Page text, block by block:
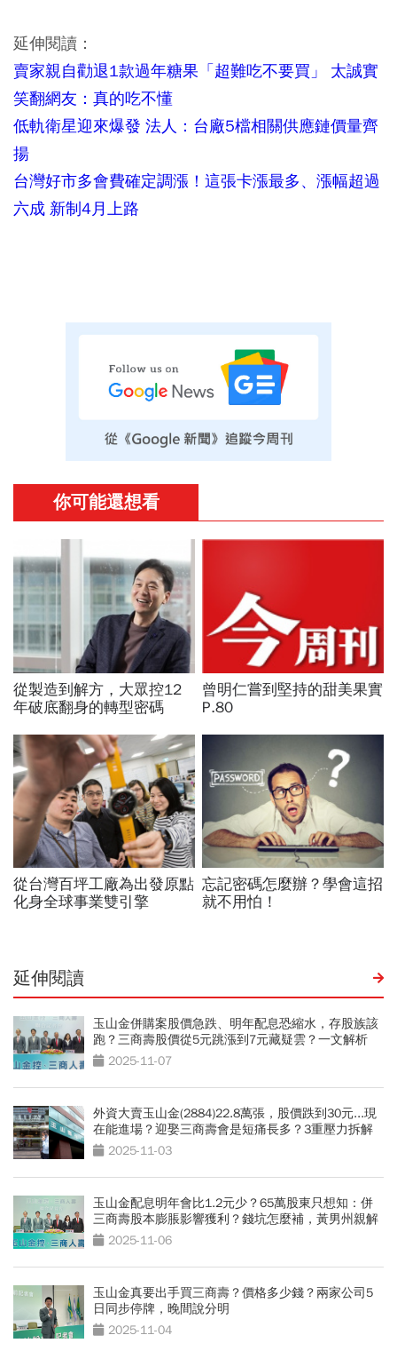
延伸閱讀：
賣家親自勸退1款過年糖果「超難吃不要買」 太誠實
笑翻網友：真的吃不懂
低軌衛星迎來爆發 法人：台廠5檔相關供應鏈價量齊
揚
台灣好市多會費確定調漲！這張卡漲最多、漲幅超過
六成 新制4月上路
延伸閱讀
玉山金併購案股價急跌、明年配息恐縮水，存股族該
跑？三商壽股價從5元跳漲到7元藏疑雲？一文解析
2025-11-07
外資大賣玉山金(2884)22.8萬張，股價跌到30元...現
在能進場？迎娶三商壽會是短痛長多？3重壓力拆解
2025-11-03
玉山金配息明年會比1.2元少？65萬股東只想知：併
三商壽股本膨脹影響獲利？錢坑怎麼補，黃男州親解
2025-11-06
玉山金真要出手買三商壽？價格多少錢？兩家公司5
日同步停牌，晚間說分明
2025-11-04